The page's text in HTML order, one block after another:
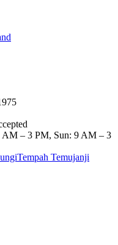
– 3 PM, Sun: 9 AM – 3
Tempah Temujanji